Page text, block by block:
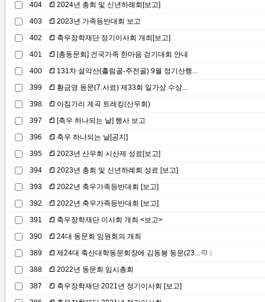
404
2024년 총회 및 신년하례회[보고]
403
2023년 가족등반대회 보고
402
축우장학재단 정기이사회 개최[보고]
401
[총동문회] 건국가족 한마음 걷기대회 안내
400
131차 설악산(흘림골-주전골) 9월 정기산행...
399
황금영 동문(7.사료) 제33회 일가상 수상...
398
아침가리 계곡 트레킹(산우회)
397
[축우 하나되는 날] 행사 보고
396
축우 하나되는 날[공지]
395
2023년 산우회 시산제 성료[보고]
394
2023년 총회 및 신년하례회 성료 [보고]
393
2022년 축우가족등반대회 [보고]
392
2022년 축우가족등반대회 [보고]
391
축우장학재단 이사회 개최 <보고>
390
24대 동문회 임원회의 개최
389
제24대 축산대학동문회장에 김동봉 동문(23...
1
388
2022년 동문회 임시총회
387
축우장학재단 2021년 정기이사회 [보고]